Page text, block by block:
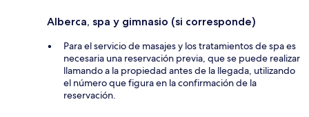
Alberca, spa y gimnasio (si corresponde)
Para el servicio de masajes y los tratamientos de spa es
necesaria una reservación previa, que se puede realizar
llamando a la propiedad antes de la llegada, utilizando
el número que figura en la confirmación de la
reservación.